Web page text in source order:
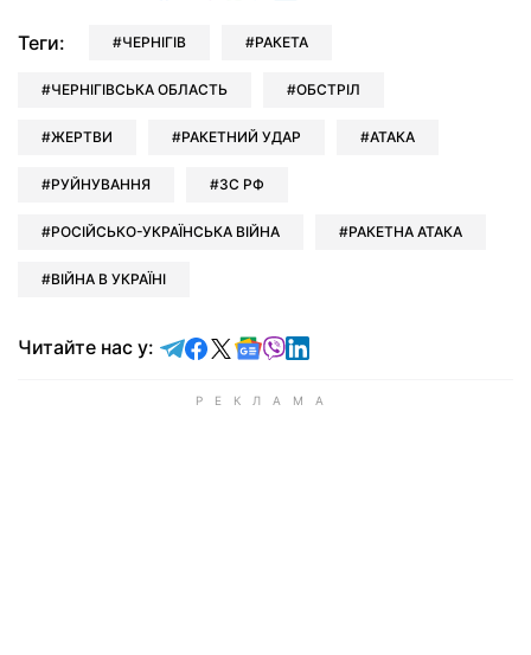
Теги: ЧЕРНІГІВ РАКЕТА
ЧЕРНІГІВСЬКА ОБЛАСТЬ ОБСТРІЛ
ЖЕРТВИ РАКЕТНИЙ УДАР АТАКА
РУЙНУВАННЯ ЗС РФ
РОСІЙСЬКО-УКРАЇНСЬКА ВІЙНА РАКЕТНА АТАКА
ВІЙНА В УКРАЇНІ
Читайте нас у: Читайте у Telegram
Читайте у Facebook
Читайте у X
Читайте у Google news
Читайте у Viber
Читайте у LinkedIn